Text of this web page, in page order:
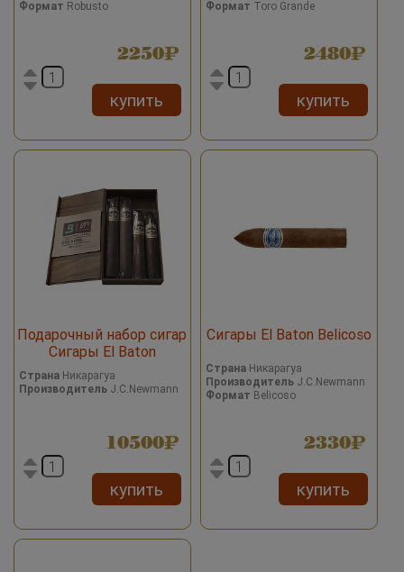
Формат Robusto
2250
купить
Формат Toro Grande
2480
купить
Подарочный набор сигар
Сигары El Baton
Страна Никарагуа
Производитель J.C.Newmann
10500
купить
Сигары El Baton Belicoso
СтранаНикарагуа
ПроизводительJ.C.Newmann
Формат Belicoso
2330
купить